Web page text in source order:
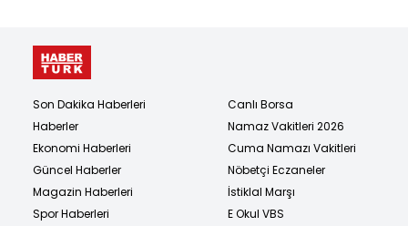
Son Dakika Haberleri
Haberler
Ekonomi Haberleri
Güncel Haberler
Magazin Haberleri
Spor Haberleri
Canlı Borsa
Namaz Vakitleri 2026
Cuma Namazı Vakitleri
Nöbetçi Eczaneler
İstiklal Marşı
E Okul VBS